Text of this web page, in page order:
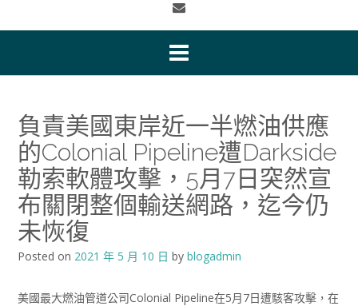
負責美國東岸近一半燃油供應
的Colonial Pipeline遭Darkside
勒索軟體攻擊，5月7日突然宣
布關閉整個輸送網路，迄今仍
未恢復
Posted on 2021 年 5 月 10 日 by blogadmin
美國最大燃油管道公司Colonial Pipeline在5月7日遭駭客攻擊，在